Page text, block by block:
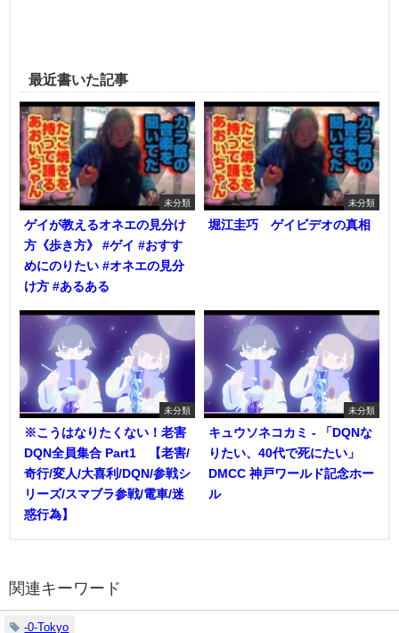
最近書いた記事
未分類
ゲイが教えるオネエの見分け
方《歩き方》 #ゲイ #おすす
めにのりたい #オネエの見分
け方 #あるある
未分類
堀江圭巧 ゲイビデオの真相
未分類
※こうはなりたくない！老害
DQN全員集合 Part1 【老害/
奇行/変人/大喜利/DQN/参戦シ
リーズ/スマブラ参戦/電車/迷
惑行為】
未分類
キュウソネコカミ - 「DQNな
りたい、40代で死にたい」
DMCC 神戸ワールド記念ホー
ル
関連キーワード
-0-Tokyo